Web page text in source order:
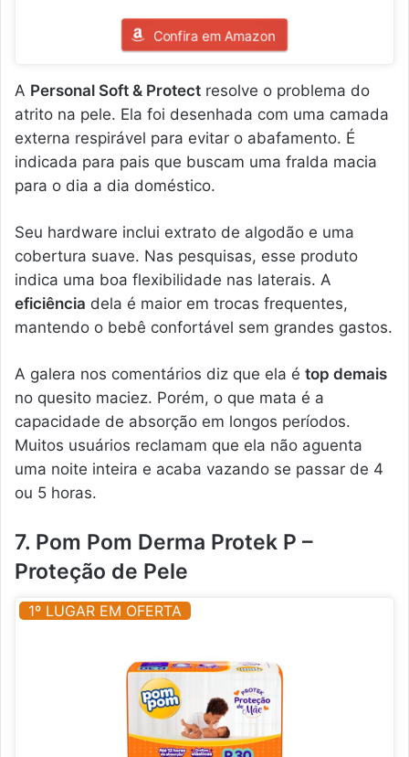
Confira em Amazon
A Personal Soft & Protect resolve o problema do
atrito na pele. Ela foi desenhada com uma camada
externa respirável para evitar o abafamento. É
indicada para pais que buscam uma fralda macia
para o dia a dia doméstico.
Seu hardware inclui extrato de algodão e uma
cobertura suave. Nas pesquisas, esse produto
indica uma boa flexibilidade nas laterais. A
eficiência dela é maior em trocas frequentes,
mantendo o bebê confortável sem grandes gastos.
A galera nos comentários diz que ela é top demais
no quesito maciez. Porém, o que mata é a
capacidade de absorção em longos períodos.
Muitos usuários reclamam que ela não aguenta
uma noite inteira e acaba vazando se passar de 4
ou 5 horas.
7. Pom Pom Derma Protek P –
Proteção de Pele
1º LUGAR EM OFERTA